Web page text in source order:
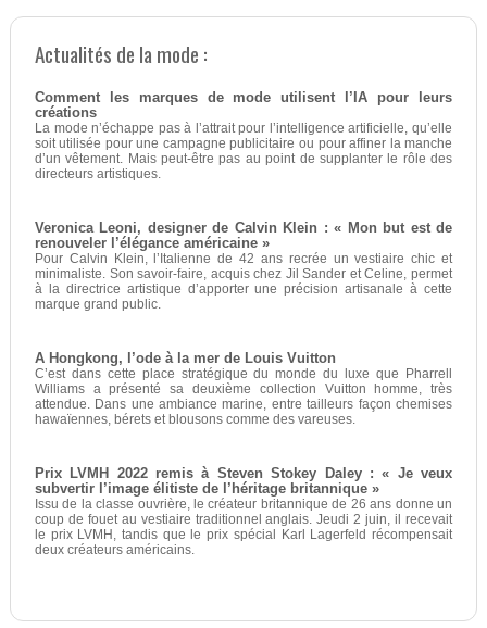
Actualités de la mode :
Comment les marques de mode utilisent l’IA pour leurs
créations
La mode n’échappe pas à l’attrait pour l’intelligence artificielle, qu’elle
soit utilisée pour une campagne publicitaire ou pour affiner la manche
d’un vêtement. Mais peut-être pas au point de supplanter le rôle des
directeurs artistiques.
Veronica Leoni, designer de Calvin Klein : « Mon but est de
renouveler l’élégance américaine »
Pour Calvin Klein, l’Italienne de 42 ans recrée un vestiaire chic et
minimaliste. Son savoir-faire, acquis chez Jil Sander et Celine, permet
à la directrice artistique d’apporter une précision artisanale à cette
marque grand public.
A Hongkong, l’ode à la mer de Louis Vuitton
C’est dans cette place stratégique du monde du luxe que Pharrell
Williams a présenté sa deuxième collection Vuitton homme, très
attendue. Dans une ambiance marine, entre tailleurs façon chemises
hawaïennes, bérets et blousons comme des vareuses.
Prix LVMH 2022 remis à Steven Stokey Daley : « Je veux
subvertir l’image élitiste de l’héritage britannique »
Issu de la classe ouvrière, le créateur britannique de 26 ans donne un
coup de fouet au vestiaire traditionnel anglais. Jeudi 2 juin, il recevait
le prix LVMH, tandis que le prix spécial Karl Lagerfeld récompensait
deux créateurs américains.